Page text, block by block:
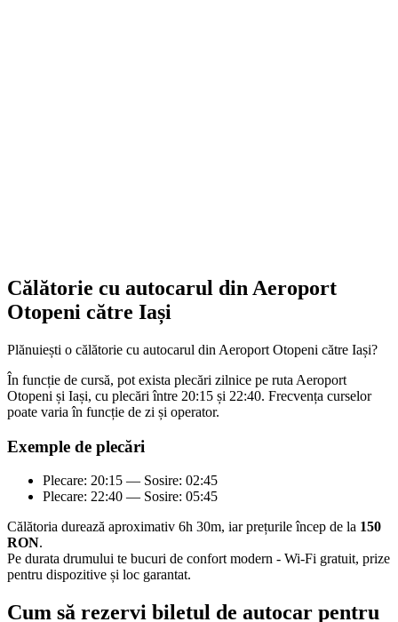
Călătorie cu autocarul din Aeroport
Otopeni către Iași
Plănuiești o călătorie cu autocarul din Aeroport Otopeni către Iași?
În funcție de cursă, pot exista plecări zilnice pe ruta Aeroport
Otopeni și Iași, cu plecări între 20:15 și 22:40. Frecvența curselor
poate varia în funcție de zi și operator.
Exemple de plecări
Plecare: 20:15 — Sosire: 02:45
Plecare: 22:40 — Sosire: 05:45
Călătoria durează aproximativ 6h 30m, iar prețurile încep de la 150
RON.
Pe durata drumului te bucuri de confort modern - Wi-Fi gratuit, prize
pentru dispozitive și loc garantat.
Cum să rezervi biletul de autocar pentru